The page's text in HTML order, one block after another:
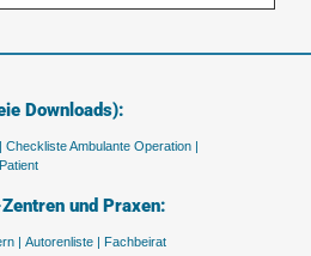
Downloads):
Checkliste Ambulante Operation |
und Praxen:
| Autorenliste | Fachbeirat